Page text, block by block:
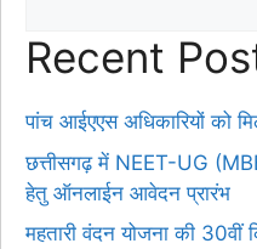
Recent
पांच आईएएस अधिकारियों को
छत्तीसगढ़ में NEET-UG
हेतु ऑनलाईन आवेदन प्रारंभ
महतारी वंदन योजना की 30वीं